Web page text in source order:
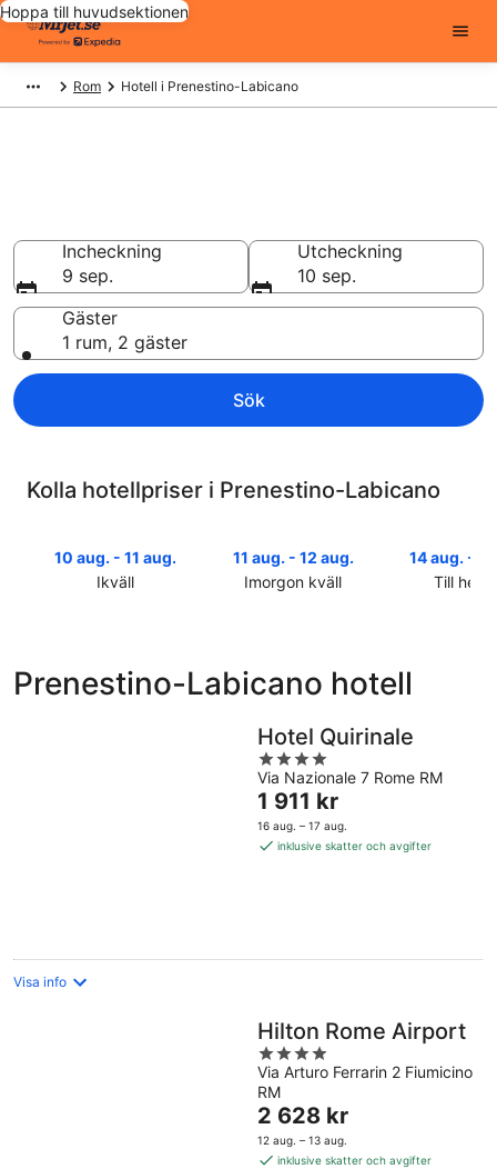
Hoppa till huvudsektionen
Rom Hotell i Prenestino-Labicano
Incheckning
9 sep.
Utcheckning
10 sep.
Gäster
1 rum, 2 gäster
Sök
Kolla hotellpriser i Prenestino-Labicano
10 aug. - 11 aug.
Ikväll
Prenestino-
Labicano
11 aug. - 12 aug.
Imorgon kväll
Prenestino-
Labicano
imorgon
natt,
aug.
14 aug. -
Till
Labicano
helgen,
aug.
aug.
Prenestino-Labicano hotell
Hotel Quirinale
4
out
of
5
Via Nazionale 7 Rome RM
Priset
är
1 911 kr
1 911 kr
16 aug. – 17 aug.
inklusive skatter och avgifter
Visa info
Hilton Rome Airport
4
out
of
5
Via Arturo Ferrarin 2 Fiumicino
RM
Priset
är
2 628 kr
2 628 kr
12 aug. – 13 aug.
inklusive skatter och avgifter